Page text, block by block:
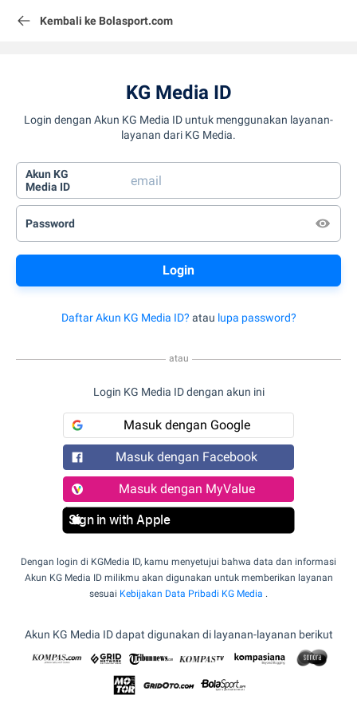
Kembali ke Bolasport.com
KG Media ID
Login dengan Akun KG Media ID untuk menggunakan layanan-
layanan dari KG Media.
Akun KG
Media ID
Password
Daftar Akun KG Media ID? atau lupa password?
atau
Login KG Media ID dengan akun ini
Masuk dengan Google
Masuk dengan Facebook
Masuk dengan MyValue
Sign in with Apple
Dengan login di KGMedia ID, kamu menyetujui bahwa data dan informasi
Akun KG Media ID milikmu akan digunakan untuk memberikan layanan
sesuai Kebijakan Data Pribadi KG Media .
Akun KG Media ID dapat digunakan di layanan-layanan berikut